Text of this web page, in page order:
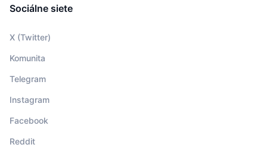
Sociálne siete
X (Twitter)
Komunita
Telegram
Instagram
Facebook
Reddit